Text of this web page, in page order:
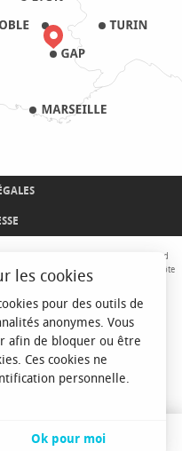
s'engage sur le Massif Alpin avec le fond
le Conseil Régional Provence-Alpes-Côte
Territoires - FNADT - CIMA
les cookies
pour des outils de
anonymes. Vous
afin de bloquer ou être
Ces cookies ne
personnelle.
Ok pour moi